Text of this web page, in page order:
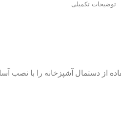
توضیحات تکمیلی
از دستمال آشپزخانه را با نصب